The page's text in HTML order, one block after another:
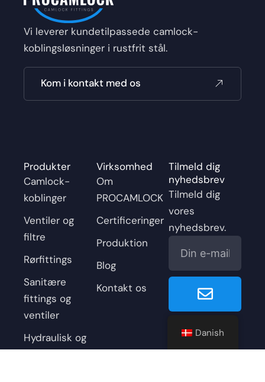
Vi leverer kundetilpassede camlock-
koblingsløsninger i rustfrit stål.
Kom i kontakt med os
Produkter
Camlock-
koblinger
Ventiler og
filtre
Rørfittings
Sanitære
fittings og
ventiler
Hydraulisk og
Virksomhed
Om
PROCAMLOCK
Certificeringer
Produktion
Blog
Kontakt os
Tilmeld dig
nyhedsbrev
Tilmeld dig
vores
nyhedsbrev.
E-
mail
Indsend
F
a
c
X
-
t
Y
o
u
I
n
s
L
i
n
Danish